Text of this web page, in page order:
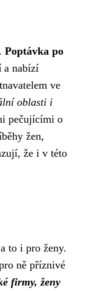
Poptávka po
a nabízí
ve
oblasti i
pečujícími o
žen,
že i v této
to i pro ženy.
ně příznivé
firmy, ženy